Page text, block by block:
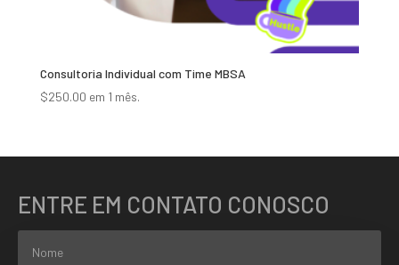
Consultoria Individual com Time MBSA
$250.00 em 1 mês.
ENTRE EM CONTATO CONOSCO